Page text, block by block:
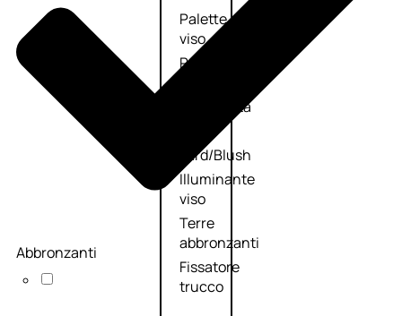
Palette
viso
Primer
Fondotinta
Cipria
Fard/Blush
Illuminante
viso
Terre
abbronzanti
Fissatore
trucco
Abbronzanti